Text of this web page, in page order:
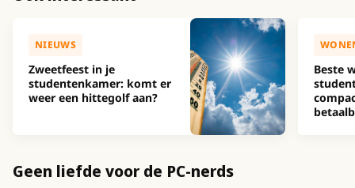
NIEUWS
Zweetfeest in je
studentenkamer: komt er
weer een hittegolf aan?
Beste
Geen liefde voor de PC-nerds